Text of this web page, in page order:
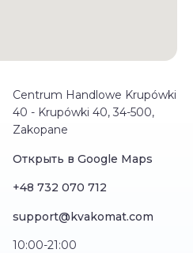
Centrum Handlowe Krupówki
40 - Krupówki 40, 34-500,
Zakopane
Открыть в Google Maps
+48 732 070 712
support@kvakomat.com
10:00-21:00